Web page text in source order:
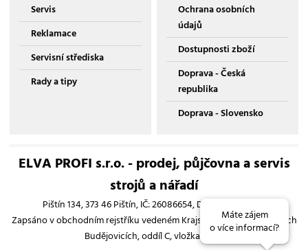
Servis
Reklamace
Servisní střediska
Rady a tipy
Ochrana osobních
údajů
Dostupnosti zboží
Doprava - Česká
republika
Doprava - Slovensko
ELVA PROFI s.r.o. - prodej, půjčovna a servis
strojů a nářadí
Pištín 134, 373 46 Pištín, IČ: 26086654, DIČ: CZ26086654
Zapsáno v obchodním rejstříku vedeném Krajským soudem v Českých
Budějovicích, oddíl C, vložka 13193
Máte zájem
o více informací?